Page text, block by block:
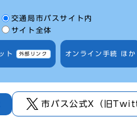
イト内検索の範囲
交通局市バスサイト内
サイト全体
ト 外部リンク オンライン手続 ほか
市バス公式X（旧